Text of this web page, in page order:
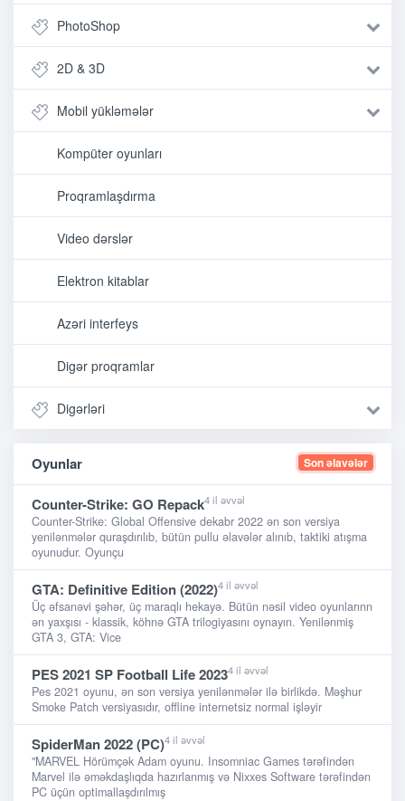
PhotoShop
2D & 3D
Mobil yükləmələr
Kompüter oyunları
Proqramlaşdırma
Video dərslər
Elektron kitablar
Azəri interfeys
Digər proqramlar
Digərləri
Oyunlar Son əlavələr
Counter-Strike: GO Repack4 il əvvəl
Counter-Strike: Global Offensive dekabr 2022 ən son versiya
yenilənmələr quraşdırılıb, bütün pullu əlavələr alınıb, taktiki atışma
oyunudur. Oyunçu
GTA: Definitive Edition (2022)4 il əvvəl
Üç əfsanəvi şəhər, üç maraqlı hekayə. Bütün nəsil video oyunlarınn
ən yaxşısı - klassik, köhnə GTA trilogiyasını oynayın. Yenilənmiş
GTA 3, GTA: Vice
PES 2021 SP Football Life 20234 il əvvəl
Pes 2021 oyunu, ən son versiya yenilənmələr ilə birlikdə. Məşhur
Smoke Patch versiyasıdır, offline internetsiz normal işləyir
SpiderMan 2022 (PC)4 il əvvəl
"MARVEL Hörümçək Adam oyunu. Insomniac Games tərəfindən
Marvel ilə əməkdaşlıqda hazırlanmış və Nixxes Software tərəfindən
PC üçün optimallaşdırılmış